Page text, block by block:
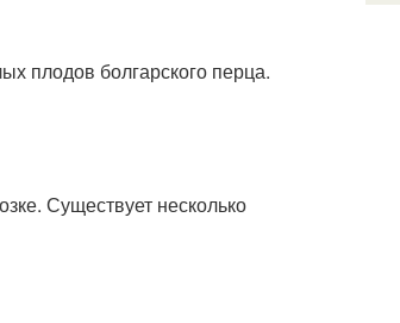
плодов болгарского перца.
Существует несколько